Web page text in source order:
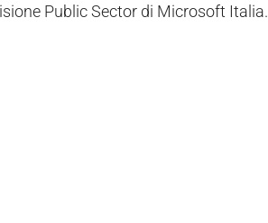
Public Sector di Microsoft Italia.